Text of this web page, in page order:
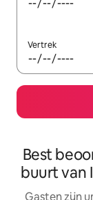
Vertrek
Best
buurt van
Gasten zijn